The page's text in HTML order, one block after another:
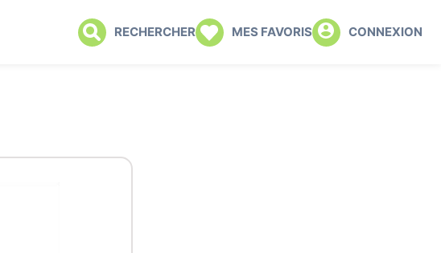
RECHERCHER MES FAVORIS CONNEXION